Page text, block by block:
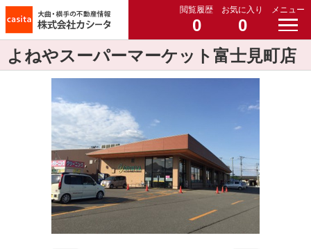
閲覧履歴
0
お気に入り
0
メニュー
よねやスーパーマーケット富士見町店